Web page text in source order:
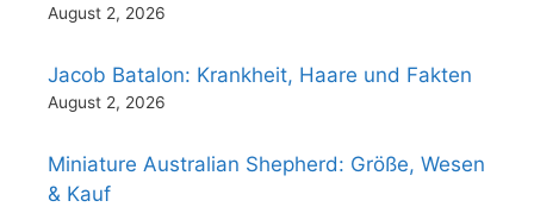
August 2, 2026
Jacob Batalon: Krankheit, Haare und Fakten
August 2, 2026
Miniature Australian Shepherd: Größe, Wesen
& Kauf